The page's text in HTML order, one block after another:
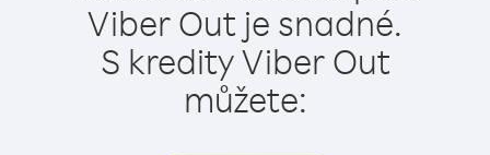
Viber Out je snadné.
S kredity Viber Out
můžete: